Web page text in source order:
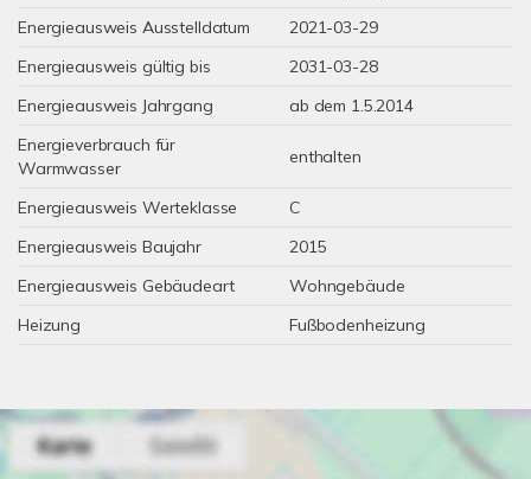
Energieausweis Ausstelldatum
2021-03-29
Energieausweis gültig bis
2031-03-28
Energieausweis Jahrgang
ab dem 1.5.2014
Energieverbrauch für
Warmwasser
enthalten
Energieausweis Werteklasse
C
Energieausweis Baujahr
2015
Energieausweis Gebäudeart
Wohngebäude
Heizung
Fußbodenheizung